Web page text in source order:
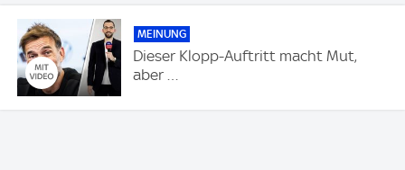
MEINUNG
Dieser Klopp-Auftritt macht Mut,
aber …